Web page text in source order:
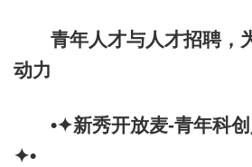
青年人才与人才招聘，
动力
•✦新秀开放麦-青年科
✦•